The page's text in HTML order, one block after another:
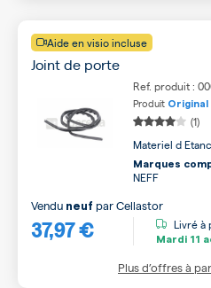
Aide en visio incluse
Joint de porte
Ref. produit :
Produit Original
(1)
Materiel d
Marques
NEFF
37,97 €
Vendu neuf parCellastor
Livré à
Mardi 11
Plus d’offres à